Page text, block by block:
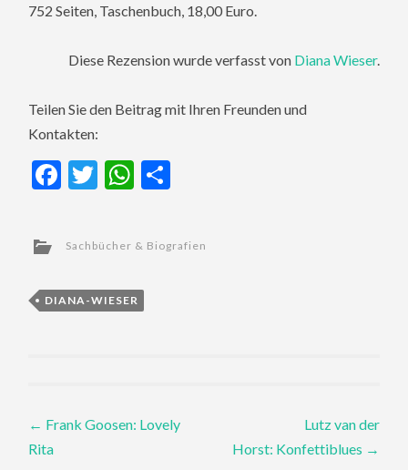
752 Seiten, Taschenbuch, 18,00 Euro.
Diese Rezension wurde verfasst von Diana Wieser.
Teilen Sie den Beitrag mit Ihren Freunden und
Kontakten:
Facebook
TwitterWhatsApp
Sachbücher & Biografien
DIANA-WIESER
Post
← Frank Goosen: Lovely
Rita
Lutz van der
Horst: Konfettiblues →